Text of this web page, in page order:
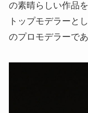
の素晴らしい作品
トップモデラーと
のプロモデラーで